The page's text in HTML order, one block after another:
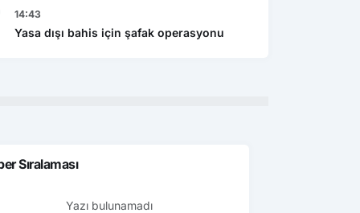
14:43
Yasa dışı bahis için şafak operasyonu
Sıralaması
Yazı bulunamadı